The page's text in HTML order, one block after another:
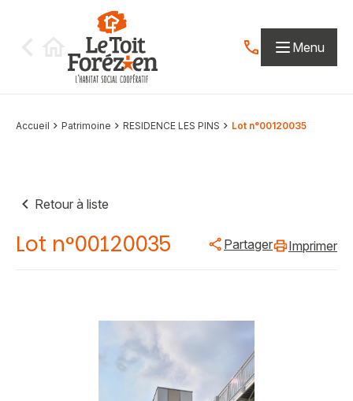
Contactez-nous
Menu
Accueil Patrimoine RESIDENCE LES PINS Lot n°00120035
Retour à liste
Lot n°00120035 Partager Imprimer